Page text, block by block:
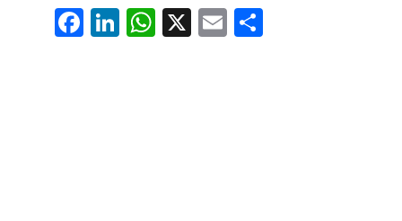
Fa
ce
Li
nk
W
ha
X E
m
Pa